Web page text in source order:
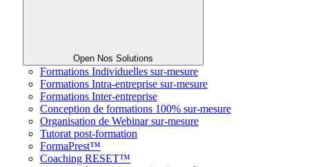
Open Nos Solutions
Formations Individuelles sur-mesure
Formations Intra-entreprise sur-mesure
Formations Inter-entreprise
Conception de formations 100% sur-mesure
Organisation de Webinar sur-mesure
Tutorat post-formation
FormaPrest™
Coaching RESET™